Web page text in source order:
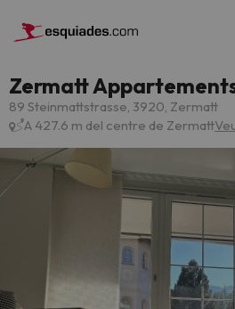
Zermatt
89 Steinmattstrasse, 3920, Zermatt
A 427.6 m del centre de Zermatt